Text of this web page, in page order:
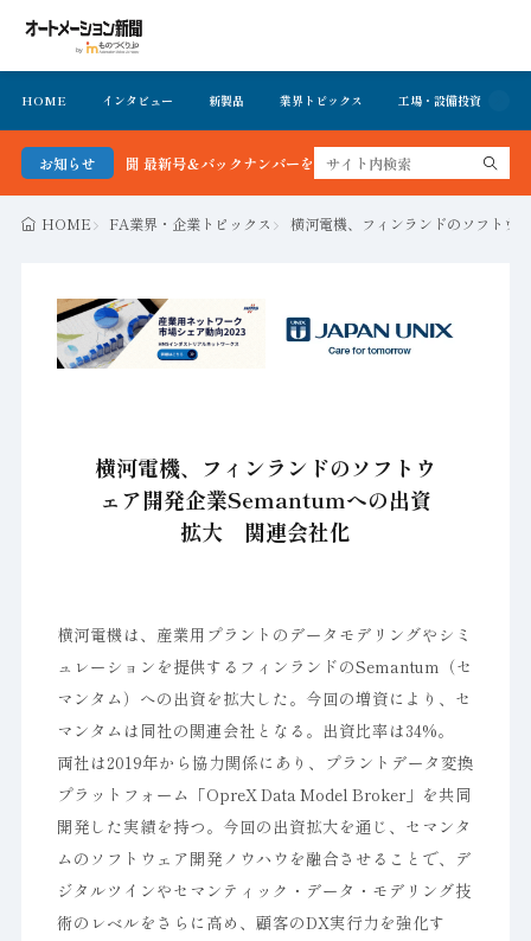
HOME インタビュー 新製品 業界トピックス 工場・設備投資
お知らせ
ョン新聞 最新号＆バックナンバーを無料で公開中 詳細はこちら
HOME FA業界・企業トピックス 横河電機、フィンランドのソフト
横河電機、フィンランドのソフトウ
ェア開発企業Semantumへの出資
拡大 関連会社化
横河電機は、産業用プラントのデータモデリングやシミ
ュレーションを提供するフィンランドのSemantum（セ
マンタム）への出資を拡大した。今回の増資により、セ
マンタムは同社の関連会社となる。出資比率は34%。
両社は2019年から協力関係にあり、プラントデータ変換
プラットフォーム「OpreX Data Model Broker」を共同
開発した実績を持つ。今回の出資拡大を通じ、セマンタ
ムのソフトウェア開発ノウハウを融合させることで、デ
ジタルツインやセマンティック・データ・モデリング技
術のレベルをさらに高め、顧客のDX実行力を強化す